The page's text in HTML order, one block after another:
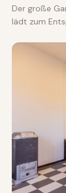
Der große
lädt zum